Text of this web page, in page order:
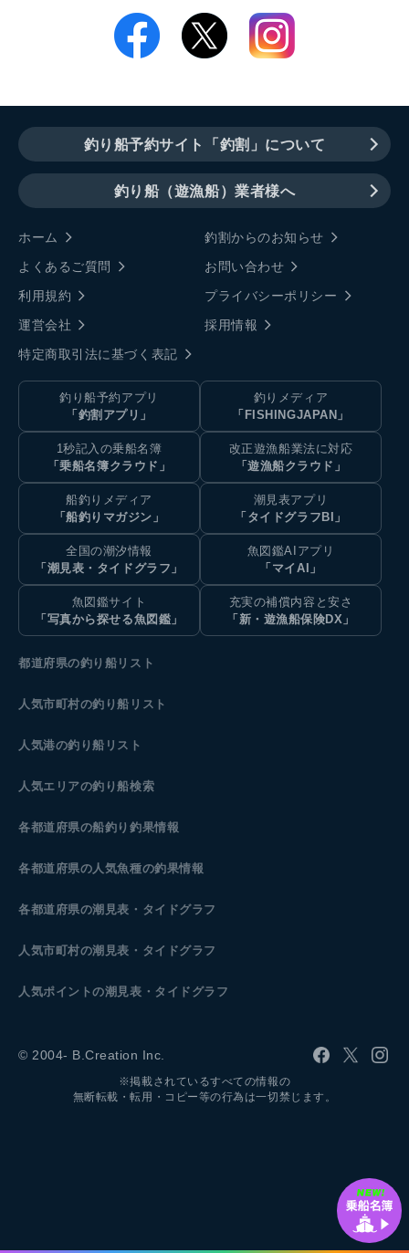
釣り船予約サイト「釣割」について
釣り船（遊漁船）業者様へ
ホーム
釣割からのお知らせ
よくあるご質問
お問い合わせ
利用規約
プライバシーポリシー
運営会社
採用情報
特定商取引法に基づく表記
釣り船予約アプリ
「釣割アプリ」
釣りメディア
「FISHINGJAPAN」
1秒記入の乗船名簿
「乗船名簿クラウド」
改正遊漁船業法に対応
「遊漁船クラウド」
船釣りメディア
「船釣りマガジン」
潮見表アプリ
「タイドグラフBI」
全国の潮汐情報
「潮見表・タイドグラフ」
魚図鑑AIアプリ
「マイAI」
魚図鑑サイト
「写真から探せる魚図鑑」
充実の補償内容と安さ
「新・遊漁船保険DX」
都道府県の釣り船リスト
人気市町村の釣り船リスト
人気港の釣り船リスト
人気エリアの釣り船検索
各都道府県の船釣り釣果情報
各都道府県の人気魚種の釣果情報
各都道府県の潮見表 ・タイドグラフ
人気市町村の潮見表・タイドグラフ
人気ポイントの潮見表・タイドグラフ
© 2004- B.Creation Inc.
※掲載されているすべての情報の
無断転載・転用・コピー等の行為は一切禁じます。